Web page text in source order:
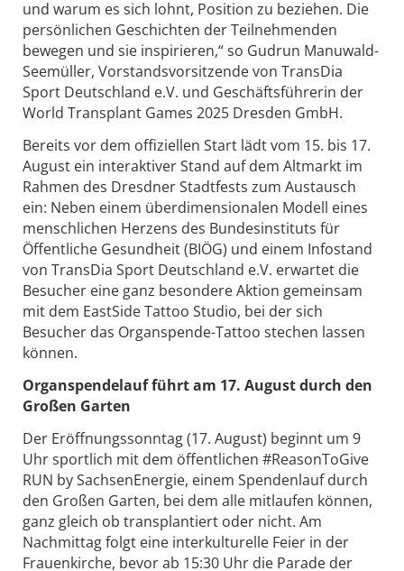
und warum es sich lohnt, Position zu beziehen. Die
persönlichen Geschichten der Teilnehmenden
bewegen und sie inspirieren,“ so Gudrun Manuwald-
Seemüller, Vorstandsvorsitzende von TransDia
Sport Deutschland e.V. und Geschäftsführerin der
World Transplant Games 2025 Dresden GmbH.
Bereits vor dem offiziellen Start lädt vom 15. bis 17.
August ein interaktiver Stand auf dem Altmarkt im
Rahmen des Dresdner Stadtfests zum Austausch
ein: Neben einem überdimensionalen Modell eines
menschlichen Herzens des Bundesinstituts für
Öffentliche Gesundheit (BIÖG) und einem Infostand
von TransDia Sport Deutschland e.V. erwartet die
Besucher eine ganz besondere Aktion gemeinsam
mit dem EastSide Tattoo Studio, bei der sich
Besucher das Organspende-Tattoo stechen lassen
können.
Organspendelauf führt am 17. August durch den
Großen Garten
Der Eröffnungssonntag (17. August) beginnt um 9
Uhr sportlich mit dem öffentlichen #ReasonToGive
RUN by SachsenEnergie, einem Spendenlauf durch
den Großen Garten, bei dem alle mitlaufen können,
ganz gleich ob transplantiert oder nicht. Am
Nachmittag folgt eine interkulturelle Feier in der
Frauenkirche, bevor ab 15:30 Uhr die Parade der